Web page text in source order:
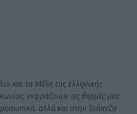
και τα Μέλη της Ελληνικής
εκφράζουμε τις θερμές μας
αλλά και στην Τράπεζα